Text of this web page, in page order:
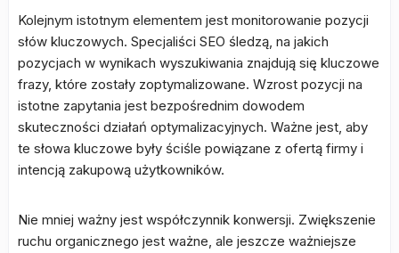
Kolejnym istotnym elementem jest monitorowanie pozycji
słów kluczowych. Specjaliści SEO śledzą, na jakich
pozycjach w wynikach wyszukiwania znajdują się kluczowe
frazy, które zostały zoptymalizowane. Wzrost pozycji na
istotne zapytania jest bezpośrednim dowodem
skuteczności działań optymalizacyjnych. Ważne jest, aby
te słowa kluczowe były ściśle powiązane z ofertą firmy i
intencją zakupową użytkowników.
Nie mniej ważny jest współczynnik konwersji. Zwiększenie
ruchu organicznego jest ważne, ale jeszcze ważniejsze